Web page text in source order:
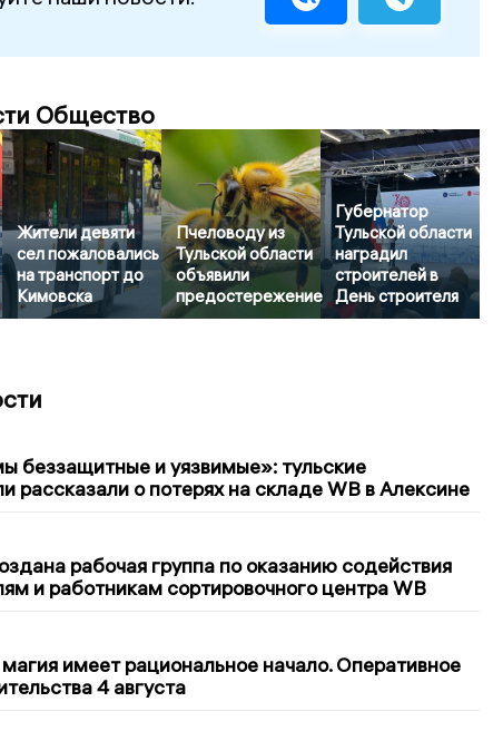
Общество
Жители девяти
сел пожаловались
на транспорт до
Кимовска
Пчеловоду из
Тульской области
объявили
предостережение
Губернатор
Тульской области
наградил
строителей в
День строителя
беззащитные и уязвимые»: тульские
рассказали о потерях на складе WB в Алексине
рабочая группа по оказанию содействия
и работникам сортировочного центра WB
магия имеет рациональное начало. Оперативное
4 августа